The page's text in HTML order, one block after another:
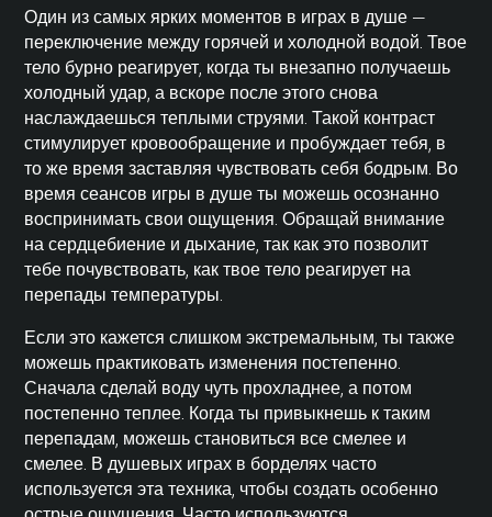
Один из самых ярких моментов в играх в душе —
переключение между горячей и холодной водой. Твое
тело бурно реагирует, когда ты внезапно получаешь
холодный удар, а вскоре после этого снова
наслаждаешься теплыми струями. Такой контраст
стимулирует кровообращение и пробуждает тебя, в
то же время заставляя чувствовать себя бодрым. Во
время сеансов игры в душе ты можешь осознанно
воспринимать свои ощущения. Обращай внимание
на сердцебиение и дыхание, так как это позволит
тебе почувствовать, как твое тело реагирует на
перепады температуры.
Если это кажется слишком экстремальным, ты также
можешь практиковать изменения постепенно.
Сначала сделай воду чуть прохладнее, а потом
постепенно теплее. Когда ты привыкнешь к таким
перепадам, можешь становиться все смелее и
смелее. В душевых играх в борделях часто
используется эта техника, чтобы создать особенно